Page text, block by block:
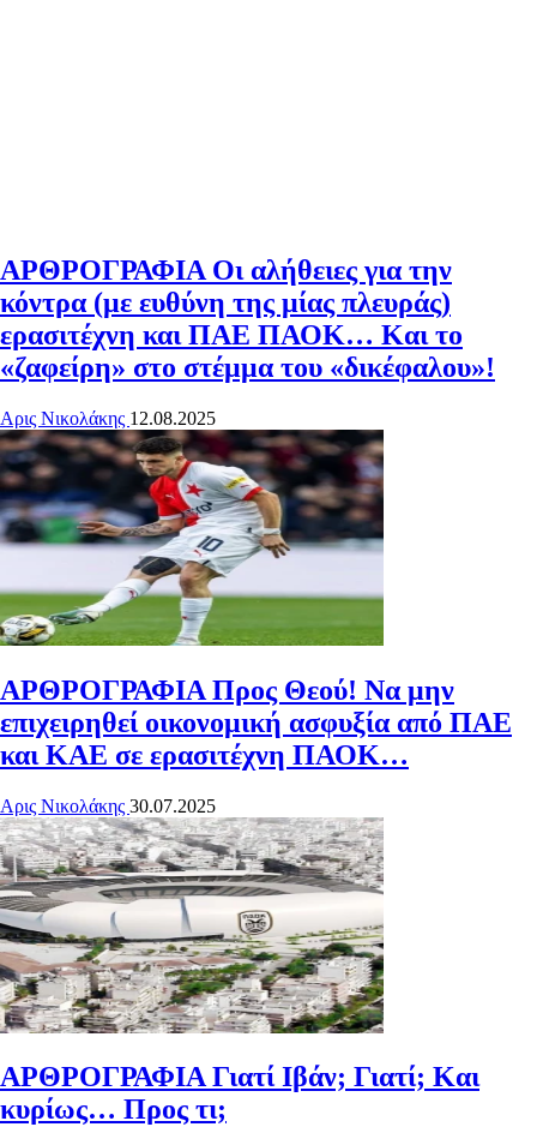
ΑΡΘΡΟΓΡΑΦΙΑ Οι αλήθειες για την
κόντρα (με ευθύνη της μίας πλευράς)
ερασιτέχνη και ΠΑΕ ΠΑΟΚ… Και το
«ζαφείρη» στο στέμμα του «δικέφαλου»!
Αρις Νικολάκης 12.08.2025
ΑΡΘΡΟΓΡΑΦΙΑ Προς Θεού! Να μην
επιχειρηθεί οικονομική ασφυξία από ΠΑΕ
και ΚΑΕ σε ερασιτέχνη ΠΑΟΚ…
Αρις Νικολάκης 30.07.2025
ΑΡΘΡΟΓΡΑΦΙΑΓιατί Ιβάν; Γιατί; Και
κυρίως… Προς τι;